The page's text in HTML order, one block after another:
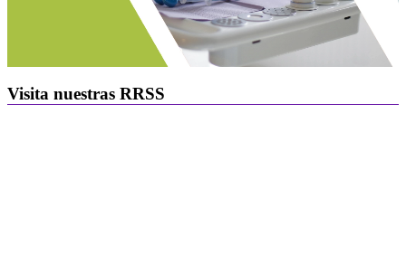
Visita nuestras RRSS